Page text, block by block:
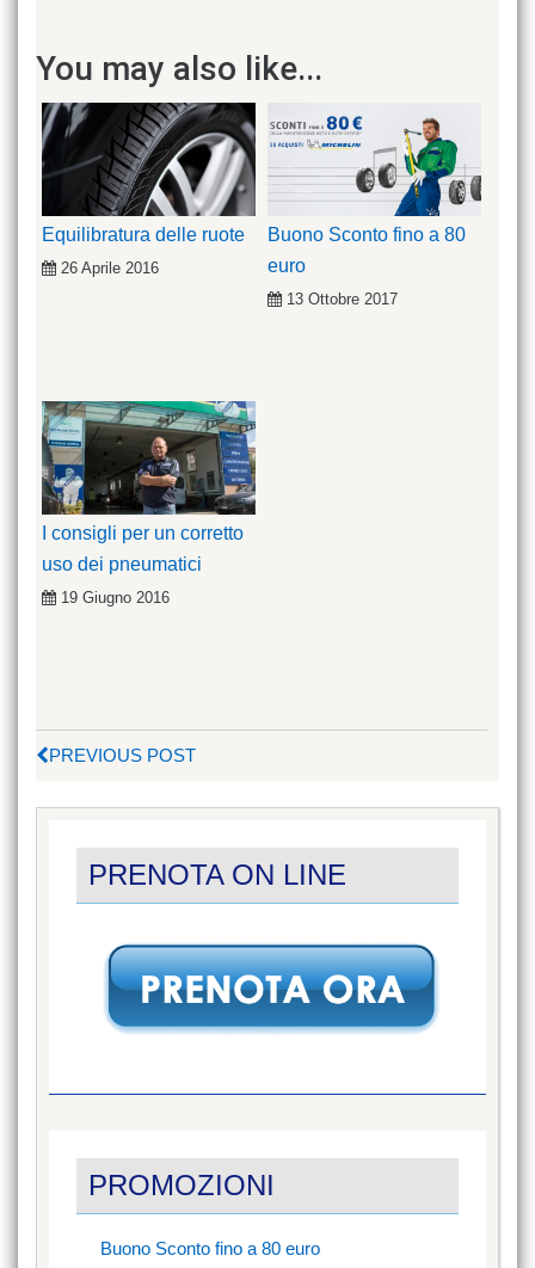
You may also like...
Equilibratura delle ruote
26 Aprile 2016
Buono Sconto fino a 80
euro
13 Ottobre 2017
I consigli per un corretto
uso dei pneumatici
19 Giugno 2016
PREVIOUS POST
PRENOTA ON LINE
PROMOZIONI
Buono Sconto fino a 80 euro